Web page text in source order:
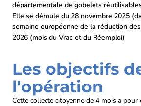
départementale de gobelets
Elle se déroule du 28 novembre 2025
semaine européenne de la réduction
2026 (mois du Vrac et du Réemploi)
Les objectifs
l'opération
Cette collecte citoyenne de 4 mois a pour